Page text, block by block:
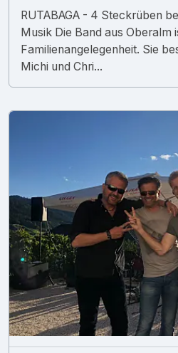
RUTABAGA - 4 Steckrüben
Musik Die Band aus Oberalm
Familienangelegenheit. Sie
Michi und Chri...